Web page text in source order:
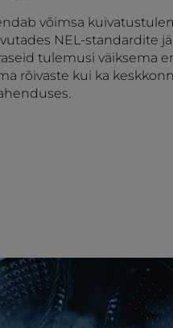
võimsa
NEL-standardite
tulemusi väiksema
rõivaste kui ka